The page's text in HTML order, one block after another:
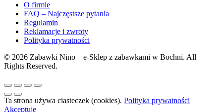
O firmie
FAQ – Najczęstsze pytania
Regulamin
Reklamacje i zwroty
Polityka prywatności
© 2026 Zabawki Nino – e-Sklep z zabawkami w Bochni. All
Rights Reserved.
Ta strona używa ciasteczek (cookies). Polityka prywatności
Akceptuję